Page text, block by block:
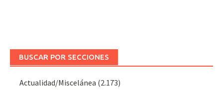
BUSCAR POR SECCIONES
Actualidad/Miscelánea (2.173)